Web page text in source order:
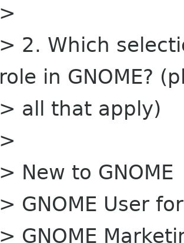
>
> 2. Which
role in GNOME?
> all that apply)
>
> New to GNOME
> GNOME User
> GNOME